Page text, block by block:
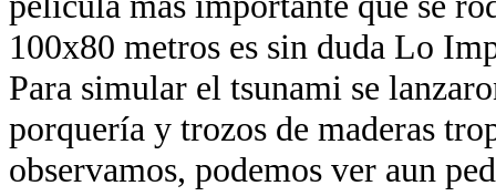
100x80 metros es sin duda Lo
Para simular el tsunami se
porquería y trozos de maderas
observamos, podemos ver aun